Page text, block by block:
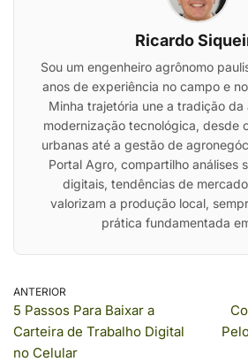
Ricardo
Sou um engenheiro agrônomo
anos de experiência no campo e
Minha trajetória une a tradição
modernização tecnológica, desde
urbanas até a gestão de
Portal Agro, compartilho análises
digitais, tendências de
valorizam a produção local,
prática fundamentada
ANTERIOR
5 Passos Para Baixar a
Carteira de Trabalho Digital
no Celular